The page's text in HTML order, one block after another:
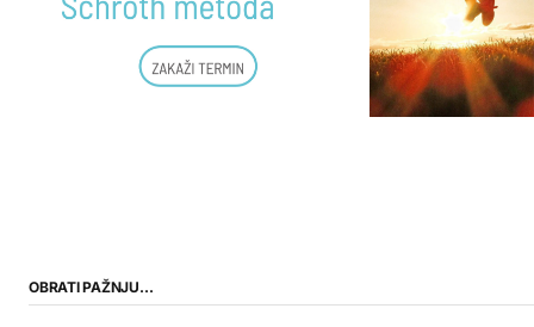
OBRATI PAŽNJU…